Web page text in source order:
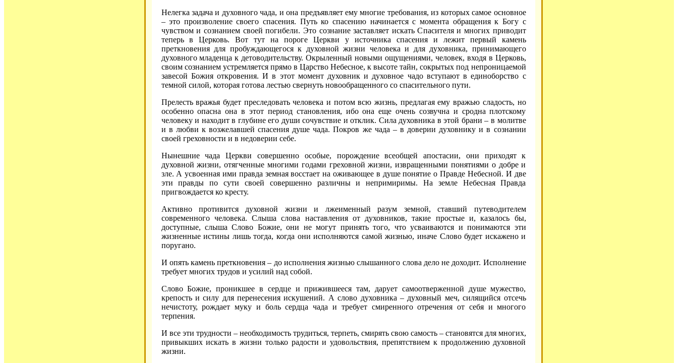
Нелегка задача и духовного чада, и она предъявляет ему многие требования, из которых самое основное
– это произволение своего спасения. Путь ко спасению начинается с момента обращения к Богу с
чувством и сознанием своей погибели. Это сознание заставляет искать Спасителя и многих приводит
теперь в Церковь. Вот тут на пороге Церкви у источника спасения и лежит первый камень
преткновения для пробуждающегося к духовной жизни человека и для духовника, принимающего
духовного младенца к детоводительству. Окрыленный новыми ощущениями, человек, входя в Церковь,
своим сознанием устремляется прямо в Царство Небесное, к высоте тайн, сокрытых под непроницаемой
завесой Божия откровения. И в этот момент духовник и духовное чадо вступают в единоборство с
темной силой, которая готова лестью свернуть новообращенного со спасительного пути.
Прелесть вражья будет преследовать человека и потом всю жизнь, предлагая ему вражью сладость, но
особенно опасна она в этот период становления, ибо она еще очень созвучна и сродна плотскому
человеку и находит в глубине его души сочувствие и отклик. Сила духовника в этой брани – в молитве
и в любви к возжелавшей спасения душе чада. Покров же чада – в доверии духовнику и в сознании
своей греховности и в недоверии себе.
Нынешние чада Церкви совершенно особые, порождение всеобщей апостасии, они приходят к
духовной жизни, отягченные многими годами греховной жизни, извращенными понятиями о добре и
зле. А усвоенная ими правда земная восстает на оживающее в душе понятие о Правде Небесной. И две
эти правды по сути своей совершенно различны и непримиримы. На земле Небесная Правда
пригвождается ко кресту.
Активно противится духовной жизни и лжеименный разум земной, ставший путеводителем
современного человека. Слыша слова наставления от духовников, такие простые и, казалось бы,
доступные, слыша Слово Божие, они не могут принять того, что усваиваются и понимаются эти
жизненные истины лишь тогда, когда они исполняются самой жизнью, иначе Слово будет искажено и
поругано.
И опять камень преткновения – до исполнения жизнью слышанного слова дело не доходит. Исполнение
требует многих трудов и усилий над собой.
Слово Божие, проникшее в сердце и прижившееся там, дарует самоотверженной душе мужество,
крепость и силу для перенесения искушений. А слово духовника – духовный меч, силящийся отсечь
нечистоту, рождает муку и боль сердца чада и требует смиренного отречения от себя и многого
терпения.
И все эти трудности – необходимость трудиться, терпеть, смирять свою самость – становятся для многих,
привыкших искать в жизни только радости и удовольствия, препятствием к продолжению духовной
жизни.